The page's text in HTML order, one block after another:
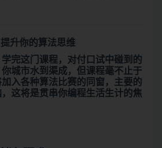
升你的算法思维
完这门课程，对付口试中碰到的
城市水到渠成，但课程毫不止于
入各种算法比赛的同窗，主要的
这将是贯串你编程生活生计的焦